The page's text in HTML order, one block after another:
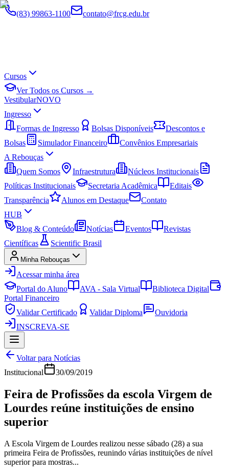
(83) 99863-1100 contato@frcg.edu.br
Cursos
Ver Todos os Cursos →
VestibularNOVO
Ingresso
Formas de Ingresso
Bolsas Disponíveis
Descontos e
Bolsas
Simulador Financeiro
Convênios Empresariais
A Rebouças
Quem Somos
Infraestrutura
Núcleos Institucionais
Políticas Institucionais
Secretaria Acadêmica
Editais
Transparência
Alunos em Destaque
Contato
HUB
Blog & Conteúdo
Notícias Eventos
Revistas
Científicas
Scientific Brasil
Minha Rebouças
Acessar minha área
Portal do Aluno
AVA - Sala Virtual
Biblioteca Digital
Portal Financeiro
Validar Certificado
Validar Diploma
Ouvidoria
INSCREVA-SE
Voltar para Notícias
Institucional
30/09/2019
Feira de Profissões da escola Virgem de
Lourdes reúne instituições de ensino
superior
A Escola Virgem de Lourdes realizou nesse sábado (28) a sua
primeira Feira de Profissões, reunindo várias instituições de nível
superior para mostras...